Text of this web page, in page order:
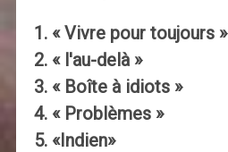
1. « Vivre pour toujours »
2. « l'au-delà »
3. « Boîte à idiots »
4. « Problèmes »
5. «Indien»